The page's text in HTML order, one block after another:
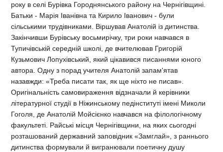
року в селі Бурівка Городнянського району на Чернігівщині.
Батьки - Марія Іванівна та Кирило Іванович - були
сільськими трудівниками. Віршував Анатолій із дитинства.
Закінчивши Бурівську восьмирічку, три роки навчався в
Тупичівській середній школі, де вчителював Григорій
Кузьмович Лопухівський, який цікавився писаннями юного
автора. Одну з порад учителя Анатолій запам'ятав
назавжди: «Треба писати так, як ще ніхто не писав».
Оригінальність самовираження відзначали й керівники
літературної студії в Ніжинському педінституті імені Миколи
Гоголя, де Анатолій Мойсієнко навчався на філологічному
факультеті. Райські місця Чернігівщини, на яких сьогодні
розташований державний заповідник «Замглай», з раннього
дитинства формували й вигранювали поетичну душу